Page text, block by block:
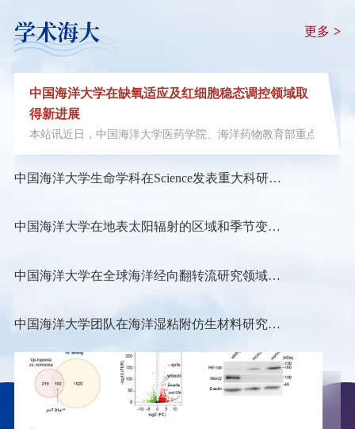
学术海大 更多 >
中国海洋大学在缺氧适应及红细胞稳态调控领域取
得新进展
本站讯近日，中国海洋大学医药学院、海洋药物教育部重点实验
中国海洋大学生命学科在Science发表重大科研进
中国海洋大学在地表太阳辐射的区域和季节变化
中国海洋大学在全球海洋经向翻转流研究领域取
中国海洋大学团队在海洋湿粘附仿生材料研究领